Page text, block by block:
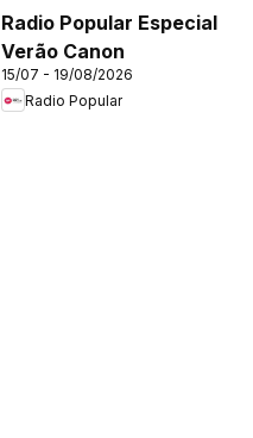
Radio Popular Especial
Verão Canon
15/07 - 19/08/2026
Radio Popular